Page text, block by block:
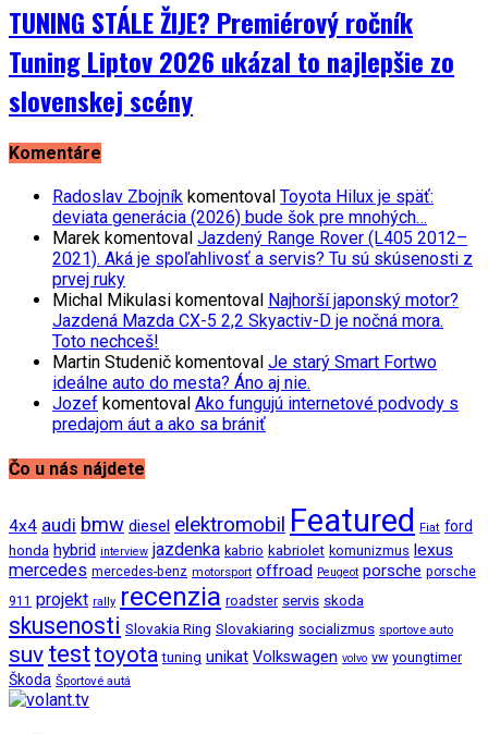
TUNING STÁLE ŽIJE? Premiérový ročník
Tuning Liptov 2026 ukázal to najlepšie zo
slovenskej scény
Komentáre
Radoslav Zbojník komentoval Toyota Hilux je späť:
deviata generácia (2026) bude šok pre mnohých…
Marek komentoval Jazdený Range Rover (L405 2012–
2021). Aká je spoľahlivosť a servis? Tu sú skúsenosti z
prvej ruky
Michal Mikulasi komentoval Najhorší japonský motor?
Jazdená Mazda CX-5 2,2 Skyactiv-D je nočná mora.
Toto nechceš!
Martin Studenič komentoval Je starý Smart Fortwo
ideálne auto do mesta? Áno aj nie.
Jozef komentoval Ako fungujú internetové podvody s
predajom áut a ako sa brániť
Čo u nás nájdete
4x4 audi bmw diesel elektromobil Featured Fiat ford
honda hybrid interview jazdenka kabrio kabriolet komunizmus lexus
mercedes mercedes-benz motorsport offroad Peugeot porsche porsche
911 projekt rally recenzia roadster servis skoda
skusenosti Slovakia Ring Slovakiaring socializmus sportove auto
suv testtoyota tuning unikat Volkswagen volvo vw youngtimer
Škoda Športové autá